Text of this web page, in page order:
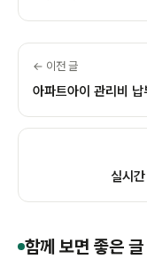
← 이전 글
아파트아이 관리비
실시
함께 보면 좋은 글